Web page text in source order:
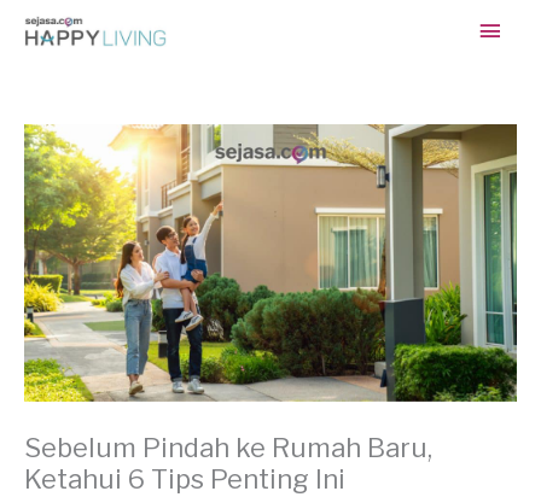
Main
Sebelum Pindah ke Rumah Baru,
Ketahui 6 Tips Penting Ini